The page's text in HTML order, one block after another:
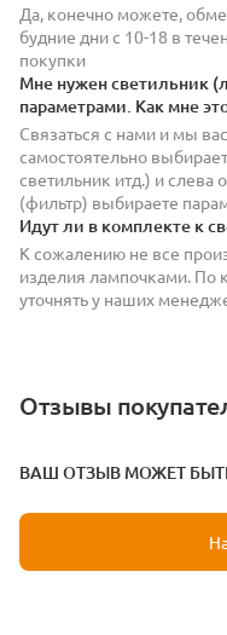
Да, конечно можете,
будние дни с 10-18 в
покупки
Мне нужен светильник
параметрами. Как мне
Связаться с нами и мы
самостоятельно
светильник итд.) и слева
(фильтр) выбираете
Идут ли в комплекте к
К сожалению не все
изделия лампочками. По
уточнять у наших
Отзывы
ВАШ ОТЗЫВ МОЖЕТ